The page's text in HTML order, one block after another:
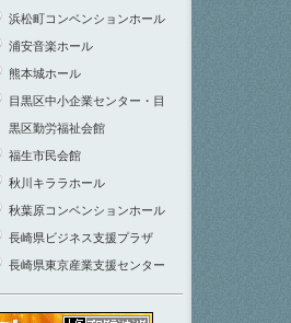
浜松町コンベンションホール
浦安音楽ホール
熊本城ホール
目黒区中小企業センター・目
黒区勤労福祉会館
福生市民会館
秋川キララホール
秋葉原コンベンションホール
長崎県ビジネス支援プラザ
長崎県東京産業支援センター